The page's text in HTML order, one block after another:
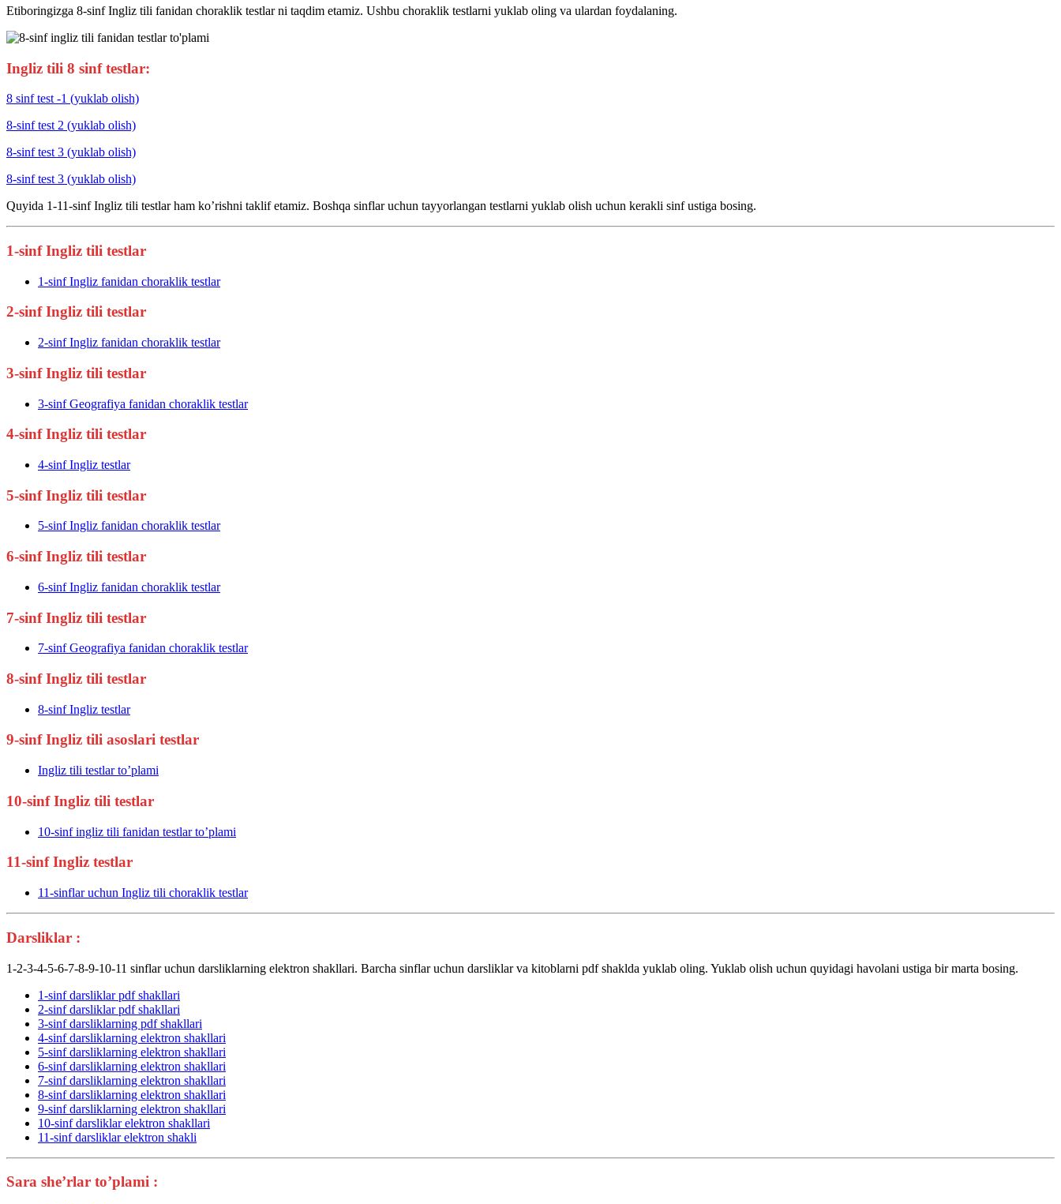
Etiboringizga 8-sinf Ingliz tili fanidan choraklik testlar ni taqdim etamiz. Ushbu choraklik testlarni yuklab oling va ulardan foydalaning.
Ingliz tili 8 sinf testlar:
8 sinf test -1 (yuklab olish)
8-sinf test 2 (yuklab olish)
8-sinf test 3 (yuklab olish)
8-sinf test 3 (yuklab olish)
Quyida 1-11-sinf Ingliz tili testlar ham ko’rishni taklif etamiz. Boshqa sinflar uchun tayyorlangan testlarni yuklab olish uchun kerakli sinf ustiga bosing.
1-sinf Ingliz tili testlar
1-sinf Ingliz fanidan choraklik testlar
2-sinf Ingliz tili testlar
2-sinf Ingliz fanidan choraklik testlar
3-sinf Ingliz tili testlar
3-sinf Geografiya fanidan choraklik testlar
4-sinf Ingliz tili testlar
4-sinf Ingliz testlar
5-sinf Ingliz tili testlar
5-sinf Ingliz fanidan choraklik testlar
6-sinf Ingliz tili testlar
6-sinf Ingliz fanidan choraklik testlar
7-sinf Ingliz tili testlar
7-sinf Geografiya fanidan choraklik testlar
8-sinf Ingliz tili testlar
8-sinf Ingliz testlar
9-sinf Ingliz tili asoslari testlar
Ingliz tili testlar to’plami
10-sinf Ingliz tili testlar
10-sinf ingliz tili fanidan testlar to’plami
11-sinf Ingliz testlar
11-sinflar uchun Ingliz tili choraklik testlar
Darsliklar :
1-2-3-4-5-6-7-8-9-10-11 sinflar uchun darsliklarning elektron shakllari. Barcha sinflar uchun darsliklar va kitoblarni pdf shaklda yuklab oling. Yuklab olish uchun quyidagi havolani ustiga bir marta bosing.
1-sinf darsliklar pdf shakllari
2-sinf darsliklar pdf shakllari
3-sinf darsliklarning pdf shakllari
4-sinf darsliklarning elektron shakllari
5-sinf darsliklarning elektron shakllari
6-sinf darsliklarning elektron shakllari
7-sinf darsliklarning elektron shakllari
8-sinf darsliklarning elektron shakllari
9-sinf darsliklarning elektron shakllari
10-sinf darsliklar elektron shakllari
11-sinf darsliklar elektron shakli
Sara she’rlar to’plami :